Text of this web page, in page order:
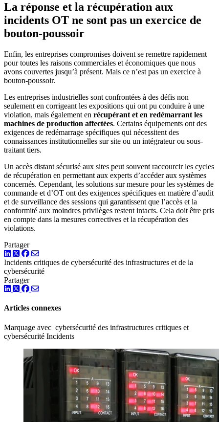
La réponse et la récupération aux
incidents OT ne sont pas un exercice de
bouton-poussoir
Enfin, les entreprises compromises doivent se remettre rapidement
pour toutes les raisons commerciales et économiques que nous
avons couvertes jusqu’à présent. Mais ce n’est pas un exercice à
bouton-poussoir.
Les entreprises industrielles sont confrontées à des défis non
seulement en corrigeant les expositions qui ont pu conduire à une
violation, mais également en récupérant et en redémarrant les
machines de production affectées. Certains équipements ont des
exigences de redémarrage spécifiques qui nécessitent des
connaissances institutionnelles sur site ou un intégrateur ou sous-
traitant tiers.
Un accès distant sécurisé aux sites peut souvent raccourcir les cycles
de récupération en permettant aux experts d’accéder aux systèmes
concernés. Cependant, les solutions sur mesure pour les systèmes de
commande et d’OT ont des exigences spécifiques en matière d’audit
et de surveillance des sessions qui garantissent que l’accès et la
conformité aux moindres privilèges restent intacts. Cela doit être pris
en compte dans la mesures correctives et la récupération des
violations.
Partager
LinkedIn
TwitterFacebook
Incidents critiques de cybersécurité des infrastructures et de la
cybersécurité
Partager
LinkedIn
TwitterFacebook
Articles connexes
Marquage avec cybersécurité des infrastructures critiques et
cybersécurité Incidents